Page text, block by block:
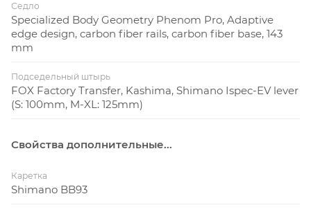
Седло
Specialized Body Geometry Phenom Pro, Adaptive
edge design, carbon fiber rails, carbon fiber base, 143
mm
Подседельный штырь
FOX Factory Transfer, Kashima, Shimano Ispec-EV lever
(S: 100mm, M-XL: 125mm)
Свойства дополнительные...
Каретка
Shimano BB93